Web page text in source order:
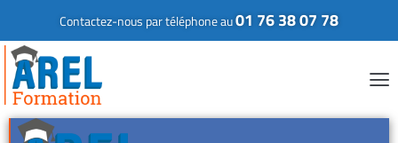
Contactez-nous par téléphone au01 76 38 07 78